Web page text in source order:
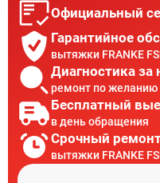
Официальный
Гарантийное
вытяжки FRANKE
Диагностика за
ремонт по желанию
Бесплатный
в день обращения
Срочный
вытяжки FRANKE